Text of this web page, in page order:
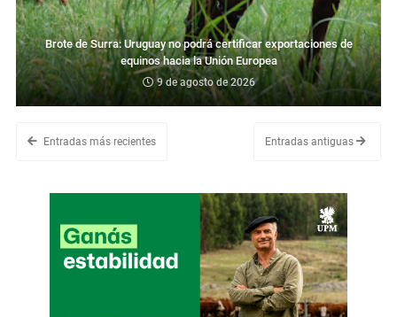
Brote de Surra: Uruguay no podrá certificar exportaciones de
equinos hacia la Unión Europea
9 de agosto de 2026
Entradas más recientes Entradas antiguas